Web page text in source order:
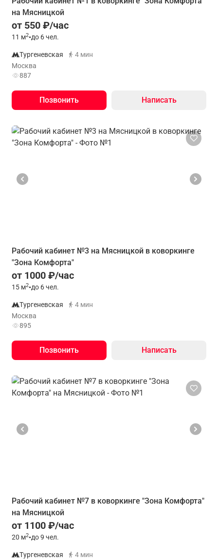
на Мясницкой
от 550 ₽/час
11 м2•до 6 чел.
Тургеневская
4 мин
Москва
887
Позвонить Написать
Рабочий кабинет №3 на Мясницкой в коворкинге
"Зона Комфорта"
от 1000 ₽/час
15 м2•до 6 чел.
Тургеневская
4 мин
Москва
895
Позвонить Написать
Рабочий кабинет №7 в коворкинге "Зона Комфорта"
на Мясницкой
от 1100 ₽/час
20 м2•до 9 чел.
Тургеневская
4 мин